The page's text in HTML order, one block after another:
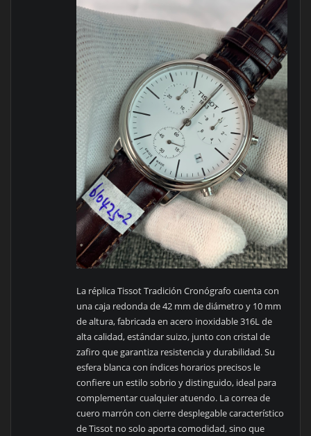
La réplica Tissot Tradición Cronógrafo cuenta con
una caja redonda de 42 mm de diámetro y 10 mm
de altura, fabricada en acero inoxidable 316L de
alta calidad, estándar suizo, junto con cristal de
zafiro que garantiza resistencia y durabilidad. Su
esfera blanca con índices horarios precisos le
confiere un estilo sobrio y distinguido, ideal para
complementar cualquier atuendo. La correa de
cuero marrón con cierre desplegable característico
de Tissot no solo aporta comodidad, sino que